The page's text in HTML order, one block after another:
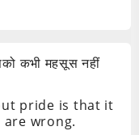
कभी महसूस नहीं
pride is that it
wrong.